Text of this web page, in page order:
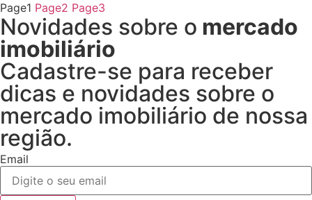
Page1 Page2 Page3
Novidades sobre o mercado
imobiliário
Cadastre-se para receber
dicas e novidades sobre o
mercado imobiliário de nossa
região.
Email